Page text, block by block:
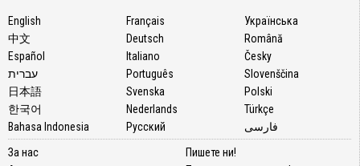
English
中文
Español
עברית
日本語
한국어
Bahasa Indonesia
Français
Deutsch
Italiano
Português
Svenska
Nederlands
Русский
Українська
Română
Česky
Slovenščina
Polski
Türkçe
فارسی
За нас
Пишете ни!